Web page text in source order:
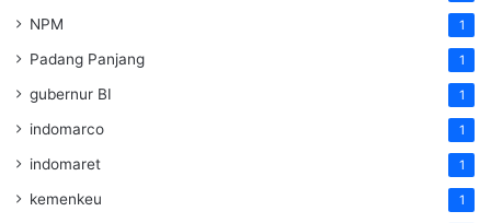
NPM 1
Padang Panjang 1
gubernur BI 1
indomarco 1
indomaret 1
kemenkeu 1